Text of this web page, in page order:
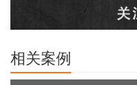
相关案例